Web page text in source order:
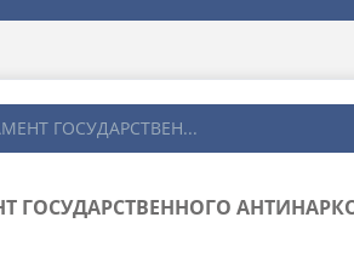
ГОСУДАРСТВЕН...
ГОСУДАРСТВЕННОГО